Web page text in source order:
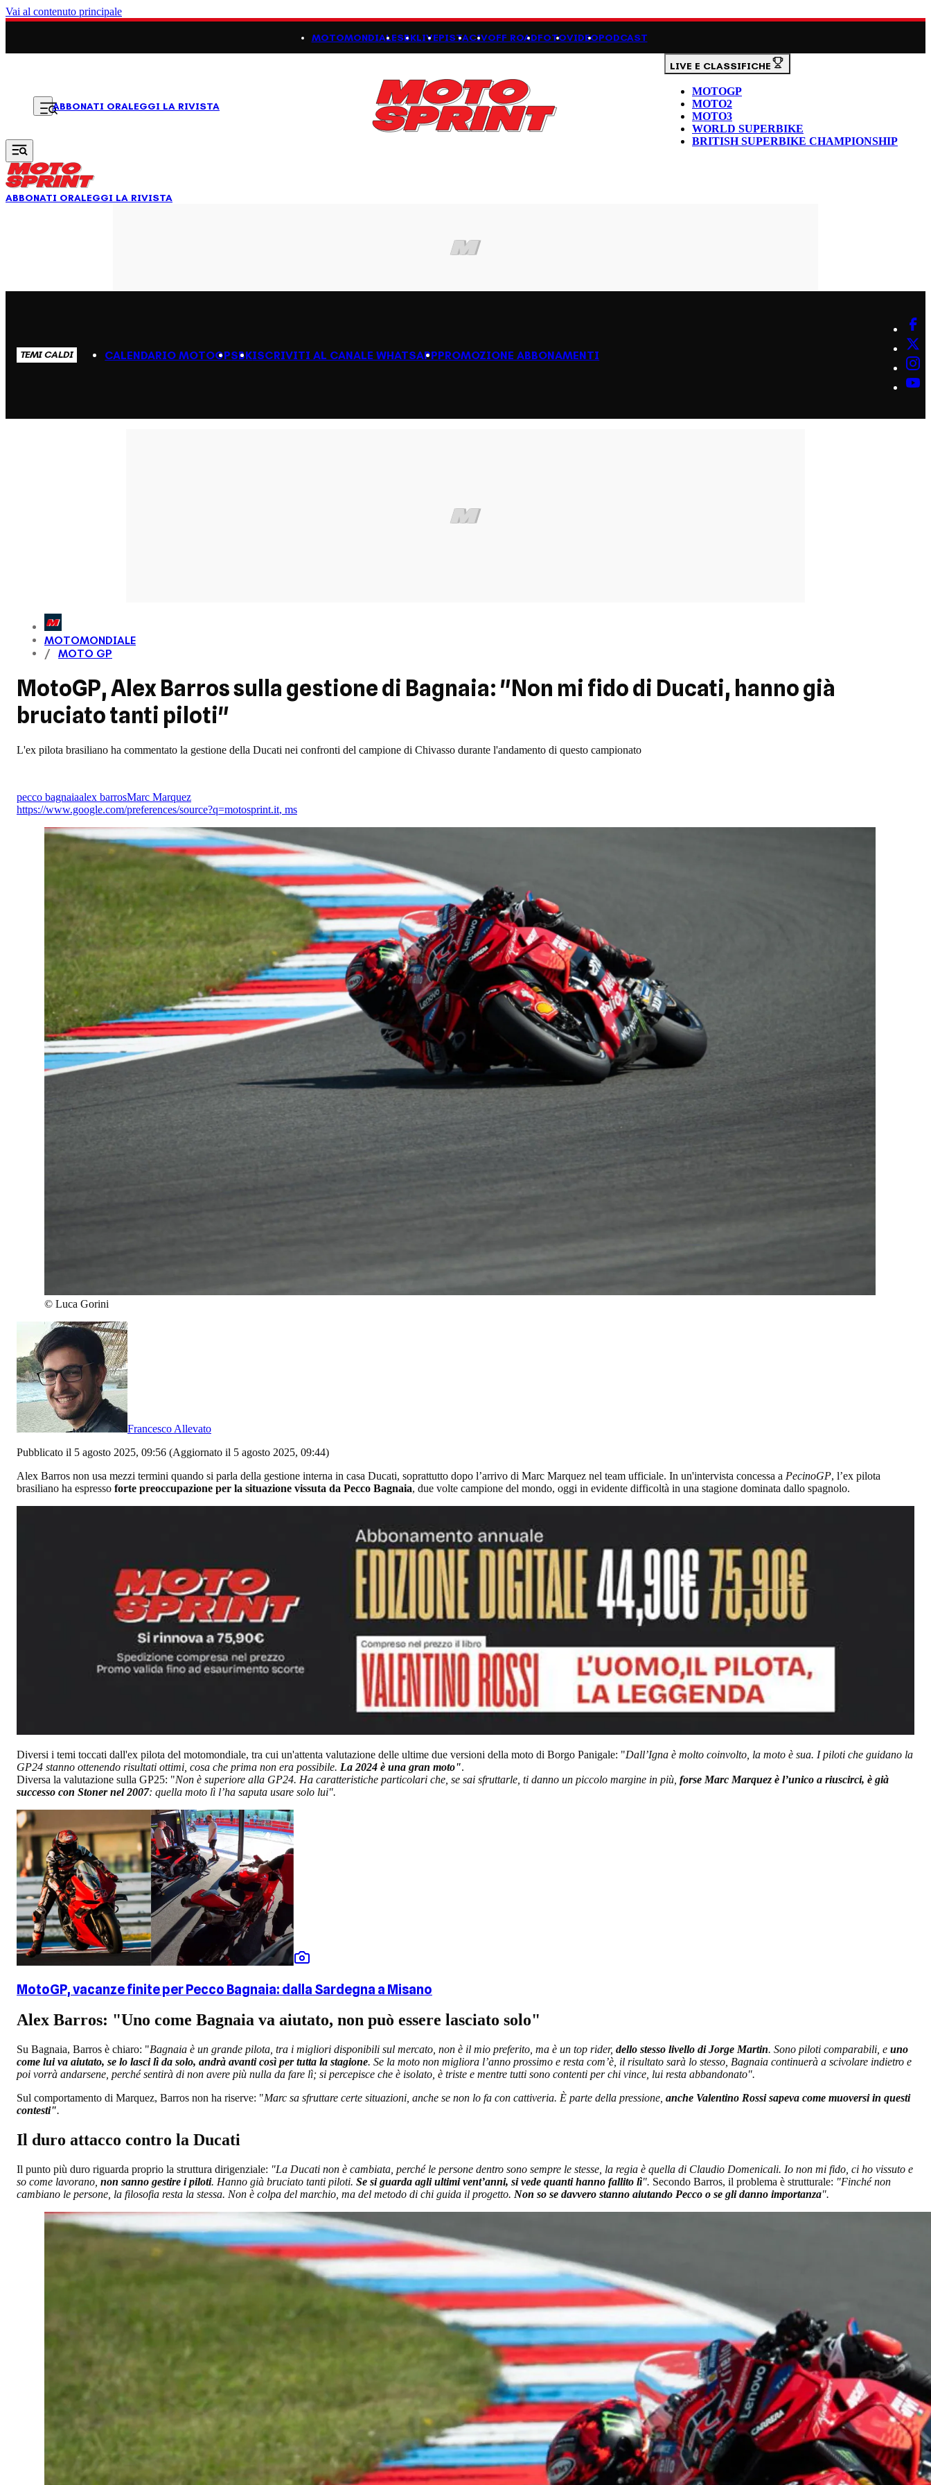
Vai al contenuto principale
MOTOMONDIALESBKLIVEPISTACIVOFF ROADFOTOVIDEOPODCAST
ABBONATI ORALEGGI LA RIVISTA
LIVE E CLASSIFICHE
MOTOGP
MOTO2
MOTO3
WORLD SUPERBIKE
BRITISH SUPERBIKE CHAMPIONSHIP
ABBONATI ORALEGGI LA RIVISTA
TEMI CALDI CALENDARIO MOTOGPSBKISCRIVITI AL CANALE WHATSAPPPROMOZIONE ABBONAMENTI
MOTOMONDIALE
MOTO GP
MotoGP, Alex Barros sulla gestione di Bagnaia: "Non mi fido di Ducati, hanno già
bruciato tanti piloti"
L'ex pilota brasiliano ha commentato la gestione della Ducati nei confronti del campione di Chivasso durante l'andamento di questo campionato
pecco bagnaiaalex barrosMarc Marquez
https://www.google.com/preferences/source?q=motosprint.it, ms
© Luca Gorini
Francesco Allevato
Pubblicato il 5 agosto 2025, 09:56 (Aggiornato il 5 agosto 2025, 09:44)
Alex Barros non usa mezzi termini quando si parla della gestione interna in casa Ducati, soprattutto dopo l’arrivo di Marc Marquez nel team ufficiale. In un'intervista concessa a PecinoGP, l’ex pilota
brasiliano ha espresso forte preoccupazione per la situazione vissuta da Pecco Bagnaia, due volte campione del mondo, oggi in evidente difficoltà in una stagione dominata dallo spagnolo.
Diversi i temi toccati dall'ex pilota del motomondiale, tra cui un'attenta valutazione delle ultime due versioni della moto di Borgo Panigale: "Dall’Igna è molto coinvolto, la moto è sua. I piloti che guidano la
GP24 stanno ottenendo risultati ottimi, cosa che prima non era possibile. La 2024 è una gran moto".
Diversa la valutazione sulla GP25: "Non è superiore alla GP24. Ha caratteristiche particolari che, se sai sfruttarle, ti danno un piccolo margine in più, forse Marc Marquez è l’unico a riuscirci, è già
successo con Stoner nel 2007: quella moto lì l’ha saputa usare solo lui".
MotoGP, vacanze finite per Pecco Bagnaia: dalla Sardegna a Misano
Alex Barros: "Uno come Bagnaia va aiutato, non può essere lasciato solo"
Su Bagnaia, Barros è chiaro: "Bagnaia è un grande pilota, tra i migliori disponibili sul mercato, non è il mio preferito, ma è un top rider, dello stesso livello di Jorge Martin. Sono piloti comparabili, e uno
come lui va aiutato, se lo lasci lì da solo, andrà avanti così per tutta la stagione. Se la moto non migliora l’anno prossimo e resta com’è, il risultato sarà lo stesso, Bagnaia continuerà a scivolare indietro e
poi vorrà andarsene, perché sentirà di non avere più nulla da fare lì; si percepisce che è isolato, è triste e mentre tutti sono contenti per chi vince, lui resta abbandonato".
Sul comportamento di Marquez, Barros non ha riserve: "Marc sa sfruttare certe situazioni, anche se non lo fa con cattiveria. È parte della pressione, anche Valentino Rossi sapeva come muoversi in questi
contesti".
Il duro attacco contro la Ducati
Il punto più duro riguarda proprio la struttura dirigenziale: "La Ducati non è cambiata, perché le persone dentro sono sempre le stesse, la regia è quella di Claudio Domenicali. Io non mi fido, ci ho vissuto e
so come lavorano, non sanno gestire i piloti. Hanno già bruciato tanti piloti. Se si guarda agli ultimi vent’anni, si vede quanti hanno fallito lì". Secondo Barros, il problema è strutturale: "Finché non
cambiano le persone, la filosofia resta la stessa. Non è colpa del marchio, ma del metodo di chi guida il progetto. Non so se davvero stanno aiutando Pecco o se gli danno importanza".